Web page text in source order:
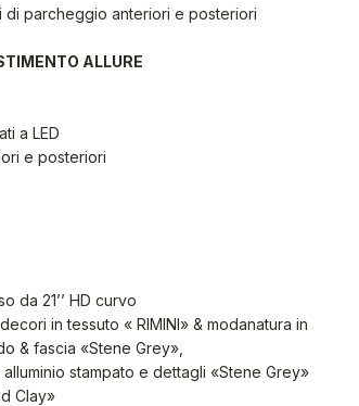
di parcheggio anteriori e posteriori
ALLURE
a LED
e posteriori
da 21’’ HD curvo
in tessuto « RIMINI» & modanatura in
& fascia «Stene Grey»,
alluminio stampato e dettagli «Stene Grey»
Clay»